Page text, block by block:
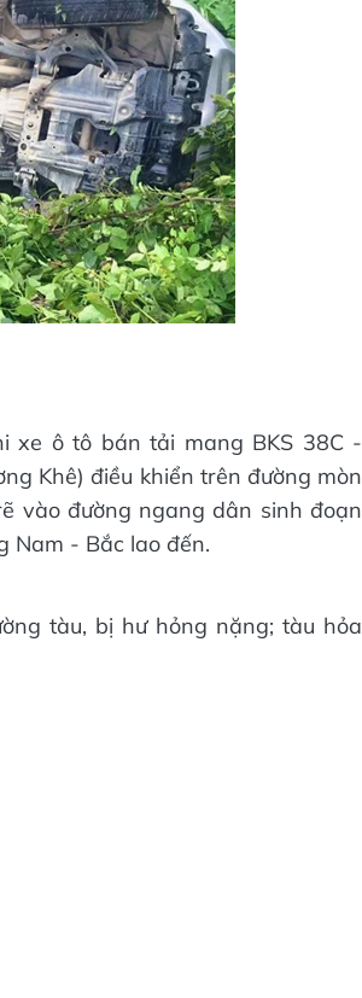
xe ô tô bán tải mang BKS 38C -
Khê) điều khiển trên đường mòn
vào đường ngang dân sinh đoạn
Nam - Bắc lao đến.
tàu, bị hư hỏng nặng; tàu hỏa